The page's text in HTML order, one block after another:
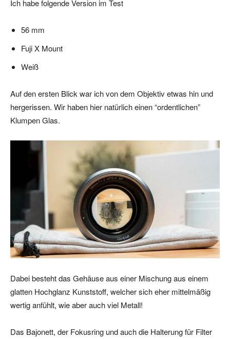
Ich habe folgende Version im Test
56 mm
Fuji X Mount
Weiß
Auf den ersten Blick war ich von dem Objektiv etwas hin und
hergerissen. Wir haben hier natürlich einen “ordentlichen”
Klumpen Glas.
Dabei besteht das Gehäuse aus einer Mischung aus einem
glatten Hochglanz Kunststoff, welcher sich eher mittelmäßig
wertig anfühlt, wie aber auch viel Metall!
Das Bajonett, der Fokusring und auch die Halterung für Filter